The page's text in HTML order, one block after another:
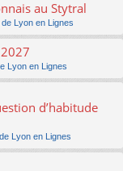
au Stytral
de Lyon en Lignes
Lyon en Lignes
d’habitude
de Lyon en Lignes